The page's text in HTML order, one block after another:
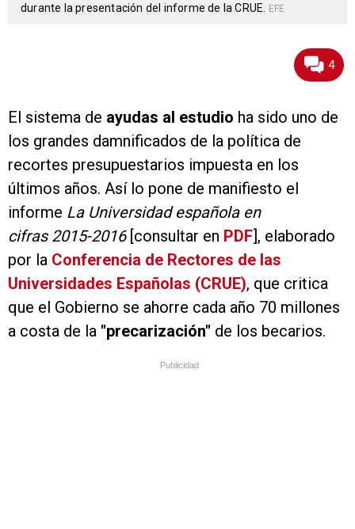
durante la presentación del informe de la CRUE.
EFE
4
El sistema de ayudas al estudio ha sido uno de
los grandes damnificados de la política de
recortes presupuestarios impuesta en los
últimos años. Así lo pone de manifiesto el
informe La Universidad española en
cifras 2015-2016[consultar en PDF], elaborado
por la Conferencia de Rectores de las
Universidades Españolas (CRUE), que critica
que el Gobierno se ahorre cada año 70 millones
a costa de la "precarización" de los becarios.
Publicidad